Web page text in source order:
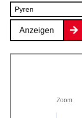
Anzeigen
Zoom